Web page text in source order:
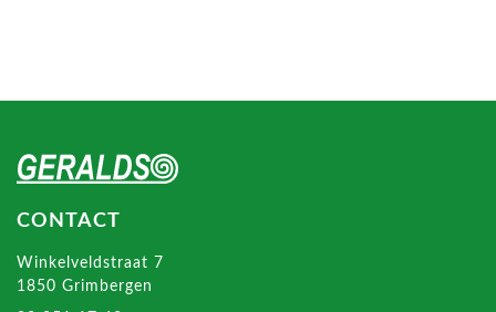
CONTACT
Winkelveldstraat 7
1850 Grimbergen